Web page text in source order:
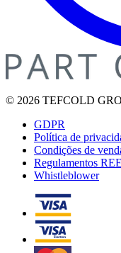
© 2026 TEFCOLD
GDPR
Política de
Condições de
Regulamentos
Whistleblower